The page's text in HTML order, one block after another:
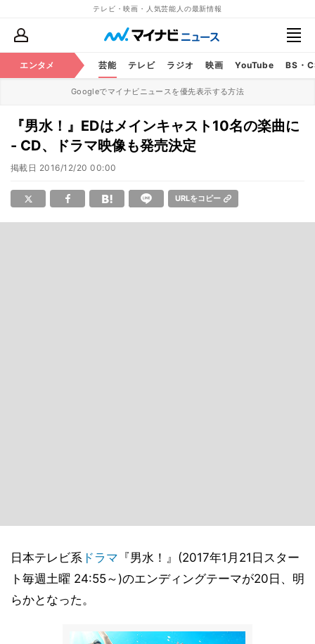
テレビ・映画・人気芸能人の最新情報
エンタメ 芸能 テレビ ラジオ 映画 YouTube BS・
Googleでマイナビニュースを優先表示する方法
『男水！』EDはメインキャスト10名の楽曲に
- CD、ドラマ映像も発売決定
掲載日 2016/12/20 00:00
URLをコピー
日本テレビ系 ドラマ 『男水！』(2017年1月21日スター
ト毎週土曜 24:55～)のエンディングテーマが20日、明
らかとなった。